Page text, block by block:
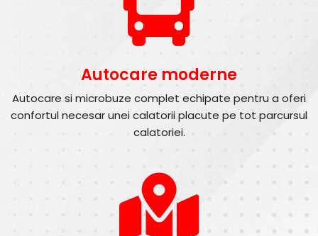
Autocare moderne
Autocare si microbuze complet echipate pentru a oferi
confortul necesar unei calatorii placute pe tot parcursul
calatoriei.